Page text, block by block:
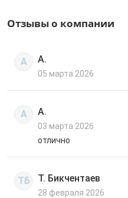
Отзывы о компании
А А.
05 марта 2026
А А.
03 марта 2026
отлично
ТБ Т. Бикчентаев
28 февраля 2026